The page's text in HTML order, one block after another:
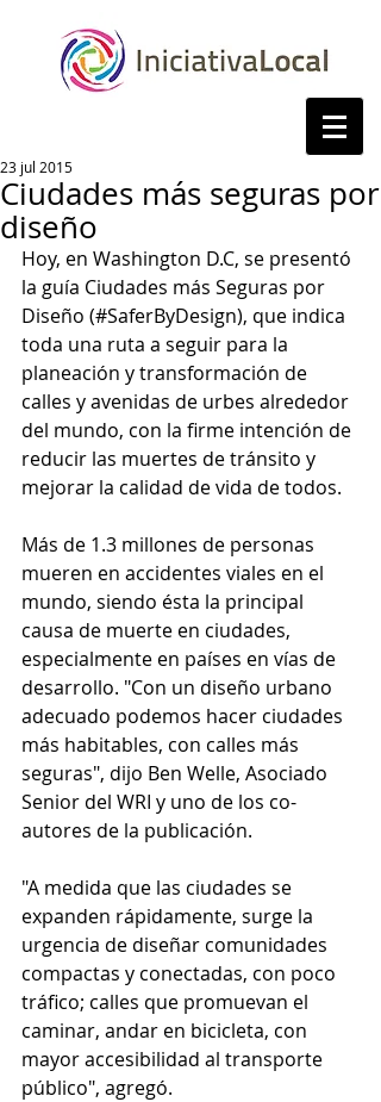
Ciudades más seguras por
diseño
23 jul 2015
Hoy, en Washington D.C, se presentó
la guía Ciudades más Seguras por
Diseño (#SaferByDesign), que indica
toda una ruta a seguir para la
planeación y transformación de
calles y avenidas de urbes alrededor
del mundo, con la firme intención de
reducir las muertes de tránsito y
mejorar la calidad de vida de todos.
Más de 1.3 millones de personas
mueren en accidentes viales en el
mundo, siendo ésta la principal
causa de muerte en ciudades,
especialmente en países en vías de
desarrollo. "Con un diseño urbano
adecuado podemos hacer ciudades
más habitables, con calles más
seguras", dijo Ben Welle, Asociado
Senior del WRI y uno de los co-
autores de la publicación.
"A medida que las ciudades se
expanden rápidamente, surge la
urgencia de diseñar comunidades
compactas y conectadas, con poco
tráfico; calles que promuevan el
caminar, andar en bicicleta, con
mayor accesibilidad al transporte
público", agregó.